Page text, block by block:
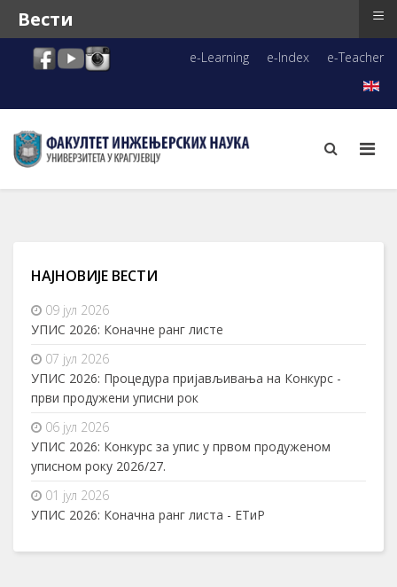
e-Learning e-Index e-Teacher
НАЈНОВИЈЕ ВЕСТИ
09 јул 2026
УПИС 2026: Коначне ранг листе
07 јул 2026
УПИС 2026: Процедура пријављивања на Конкурс -
први продужени уписни рок
06 јул 2026
УПИС 2026: Конкурс за упис у првом продуженом
уписном року 2026/27.
01 јул 2026
УПИС 2026: Коначна ранг листа - ЕТиР
Вести ≡